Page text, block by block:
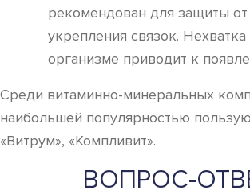
рекомендован для защиты от
укрепления связок.
организме приводит к
Среди витаминно-минеральных
наибольшей популярностью
«Витрум», «Компливит».
ВОПРОС-